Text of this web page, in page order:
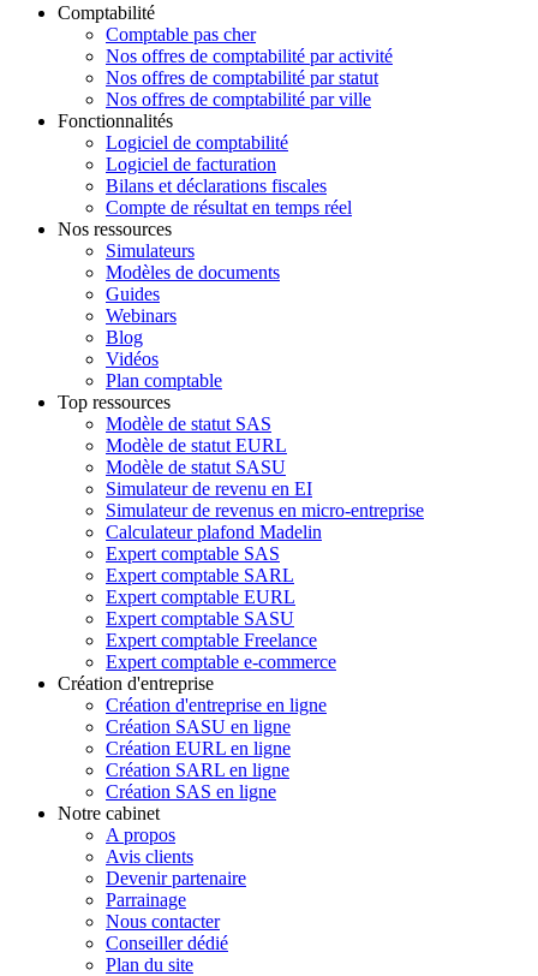
Comptabilité
Comptable pas cher
Nos offres de comptabilité par activité
Nos offres de comptabilité par statut
Nos offres de comptabilité par ville
Fonctionnalités
Logiciel de comptabilité
Logiciel de facturation
Bilans et déclarations fiscales
Compte de résultat en temps réel
Nos ressources
Simulateurs
Modèles de documents
Guides
Webinars
Blog
Vidéos
Plan comptable
Top ressources
Modèle de statut SAS
Modèle de statut EURL
Modèle de statut SASU
Simulateur de revenu en EI
Simulateur de revenus en micro-entreprise
Calculateur plafond Madelin
Expert comptable SAS
Expert comptable SARL
Expert comptable EURL
Expert comptable SASU
Expert comptable Freelance
Expert comptable e-commerce
Création d'entreprise
Création d'entreprise en ligne
Création SASU en ligne
Création EURL en ligne
Création SARL en ligne
Création SAS en ligne
Notre cabinet
A propos
Avis clients
Devenir partenaire
Parrainage
Nous contacter
Conseiller dédié
Plan du site